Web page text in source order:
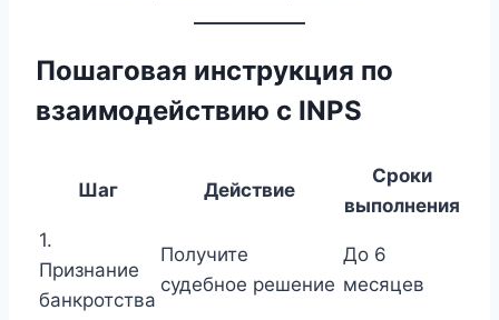
Пошаговая инструкция по
взаимодействию с INPS
Шаг Действие
Сроки
выполнения
1.
Признание
банкротства
Получите
судебное решение
До 6
месяцев